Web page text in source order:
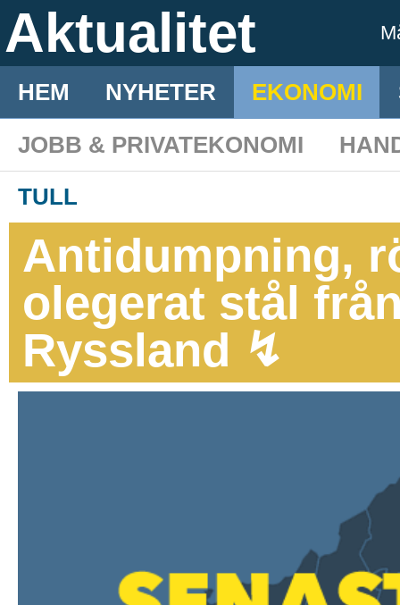
Aktualitet
HEM NYHETER EKONOMI
JOBB & PRIVATEKONOMI
TULL
Antidumpning, rör av järn eller
olegerat stål
Ryssland ↯